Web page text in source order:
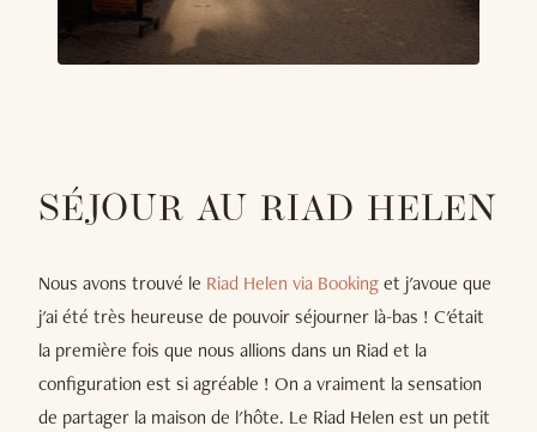
SÉJOUR AU RIAD HELEN
Nous avons trouvé le Riad Helen via Bookinget j'avoue que
j'ai été très heureuse de pouvoir séjourner là-bas ! C'était
la première fois que nous allions dans un Riad et la
configuration est si agréable ! On a vraiment la sensation
de partager la maison de l'hôte. Le Riad Helen est un petit